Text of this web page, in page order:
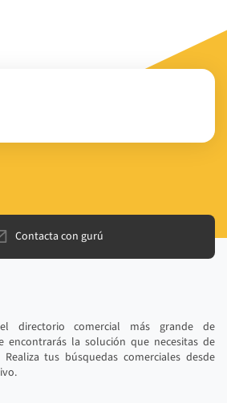
Contacta con gurú
directorio comercial más grande de
encontrarás la solución que necesitas de
tus búsquedas comerciales desde